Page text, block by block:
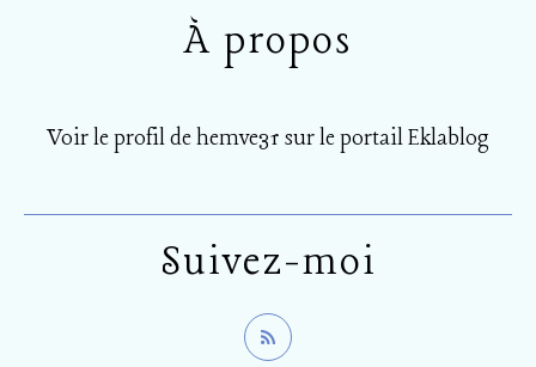
Suivez-moi
À propos
Voir le profil dehemve31 sur le portail Eklablog